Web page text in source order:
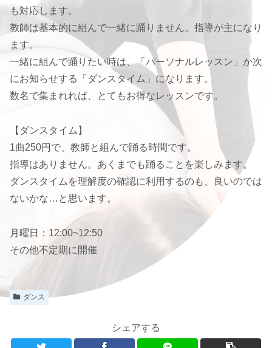
も対応します。
教師は基本的に組んで一緒に踊りません。指導が主になり
ます。
一緒に組んで踊りたい時は、「パーソナルレッスン」か次
にお知らせする「ダンスタイム」になります。
数名で集まれれば、とてもお得なレッスンです。
【ダンスタイム】
1曲250円で、教師と組んで踊る時間です。
指導はありません。あくまでも踊ることを楽しみます。
ダンスタイムを理解度の確認に利用するのも、良いのでは
ないかな…と思います。
月曜日：12:00~12:50
その他不定期に開催
ダンス
シェアする